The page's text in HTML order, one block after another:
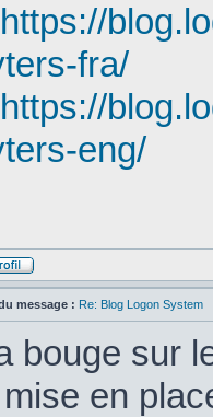
https://
fra/
https://
eng/
message : Re: Blog Logon System
bouge sur
en